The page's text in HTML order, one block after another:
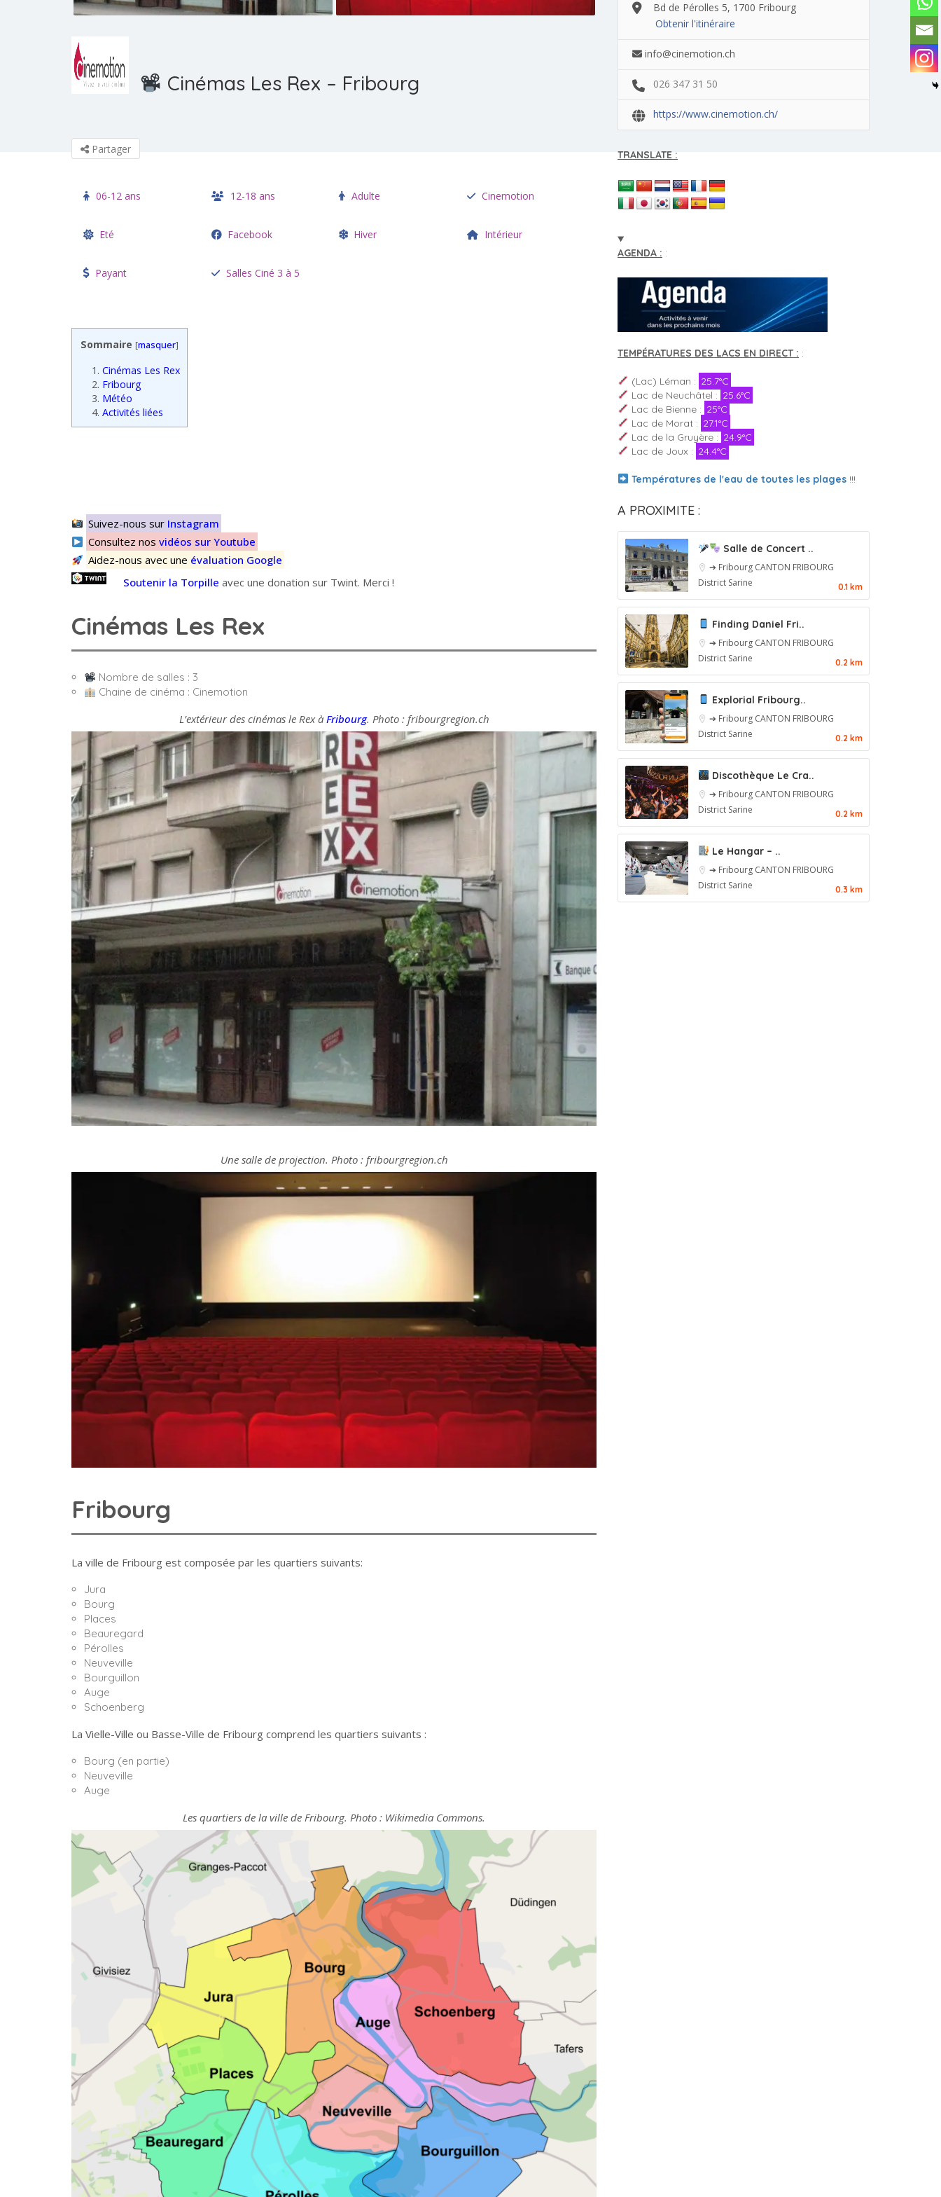
Cinémas Les Rex – Fribourg
Partager
06-12 ans 12-18 ans Adulte Cinemotion
Eté Facebook Hiver Intérieur
Payant Salles Ciné 3 à 5
Sommaire [masquer]
1. Cinémas Les Rex
2. Fribourg
3. Météo
4. Activités liées
Suivez-nous sur Instagram
Consultez nosvidéos sur Youtube
Aidez-nous avec une évaluation Google
Soutenir la Torpille avec une donation sur Twint. Merci !
Cinémas Les Rex
Nombre de salles : 3
Chaine de cinéma : Cinemotion
L’extérieur des cinémas le Rex à Fribourg. Photo : fribourgregion.ch
Une salle de projection. Photo : fribourgregion.ch
Fribourg
La ville de Fribourg est composée par les quartiers suivants:
Jura
Bourg
Places
Beauregard
Pérolles
Neuveville
Bourguillon
Auge
Schoenberg
La Vielle-Ville ou Basse-Ville de Fribourg comprend les quartiers suivants :
Bourg (en partie)
Neuveville
Auge
Les quartiers de la ville de Fribourg. Photo : Wikimedia Commons.
Bd de Pérolles 5, 1700 Fribourg
Obtenir l'itinéraire
info@cinemotion.ch
026 347 31 50
https://www.cinemotion.ch/
TRANSLATE :
AGENDA : :
TEMPÉRATURES DES LACS EN DIRECT : :
(Lac) Léman : 25.7°C
Lac de Neuchâtel : 25.6°C
Lac de Bienne : 25°C
Lac de Morat : 27.1°C
Lac de la Gruyère : 24.9°C
Lac de Joux : 24.4°C
Températures de l'eau de toutes les plages!!!
A PROXIMITE :
Salle de Concert ..
➔ Fribourg CANTON FRIBOURG
District Sarine
0.1 km
Finding Daniel Fri..
➔ Fribourg CANTON FRIBOURG
District Sarine
0.2 km
Explorial Fribourg..
➔ Fribourg CANTON FRIBOURG
District Sarine
0.2 km
Discothèque Le Cra..
➔ Fribourg CANTON FRIBOURG
District Sarine
0.2 km
Le Hangar – ..
➔ Fribourg CANTON FRIBOURG
District Sarine
0.3 km